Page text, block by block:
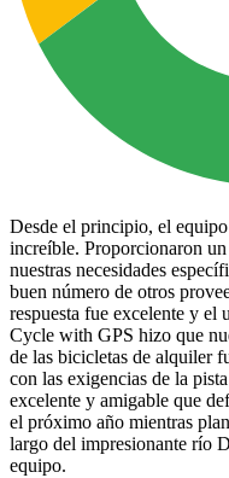
Desde el principio, el
increíble. Proporcionaron
nuestras necesidades
buen número de otros
respuesta fue excelente y el
Cycle with GPS hizo que
de las bicicletas de alquiler
con las exigencias de la
excelente y amigable que
el próximo año mientras
largo del impresionante río
equipo.